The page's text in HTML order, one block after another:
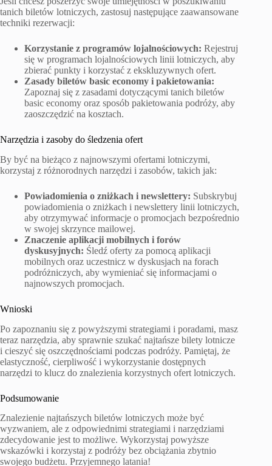
tanich biletów lotniczych, zastosuj następujące zaawansowane
techniki rezerwacji:
Korzystanie z programów lojalnościowych: Rejestruj
się w programach lojalnościowych linii lotniczych, aby
zbierać punkty i korzystać z ekskluzywnych ofert.
Zasady biletów basic economy i pakietowania:
Zapoznaj się z zasadami dotyczącymi tanich biletów
basic economy oraz sposób pakietowania podróży, aby
zaoszczędzić na kosztach.
Narzędzia i zasoby do śledzenia ofert
By być na bieżąco z najnowszymi ofertami lotniczymi,
korzystaj z różnorodnych narzędzi i zasobów, takich jak:
Powiadomienia o zniżkach i newslettery: Subskrybuj
powiadomienia o zniżkach i newslettery linii lotniczych,
aby otrzymywać informacje o promocjach bezpośrednio
w swojej skrzynce mailowej.
Znaczenie aplikacji mobilnych i forów
dyskusyjnych: Śledź oferty za pomocą aplikacji
mobilnych oraz uczestnicz w dyskusjach na forach
podróżniczych, aby wymieniać się informacjami o
najnowszych promocjach.
Wnioski
Po zapoznaniu się z powyższymi strategiami i poradami, masz
teraz narzędzia, aby sprawnie szukać najtańsze bilety lotnicze
i cieszyć się oszczędnościami podczas podróży. Pamiętaj, że
elastyczność, cierpliwość i wykorzystanie dostępnych
narzędzi to klucz do znalezienia korzystnych ofert lotniczych.
Podsumowanie
Znalezienie najtańszych biletów lotniczych może być
wyzwaniem, ale z odpowiednimi strategiami i narzędziami
zdecydowanie jest to możliwe. Wykorzystaj powyższe
wskazówki i korzystaj z podróży bez obciążania zbytnio
swojego budżetu. Przyjemnego latania!